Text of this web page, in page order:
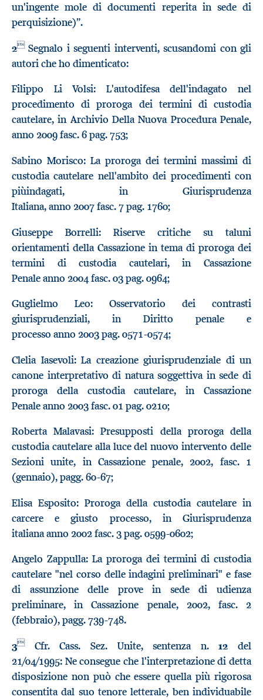
un'ingente mole di documenti reperita in sede di
perquisizione)”.
2Segnalo i seguenti interventi, scusandomi con gli
autori che ho dimenticato:
Filippo Li Volsi: L'autodifesa dell'indagato nel
procedimento di proroga dei termini di custodia
cautelare, in Archivio Della Nuova Procedura Penale,
anno 2009 fasc. 6 pag. 753;
Sabino Morisco: La proroga dei termini massimi di
custodia cautelare nell'ambito dei procedimenti con
piùindagati, in Giurisprudenza
Italiana, anno 2007 fasc. 7 pag. 1760;
Giuseppe Borrelli: Riserve critiche su taluni
orientamenti della Cassazione in tema di proroga dei
termini di custodia cautelari, in Cassazione
Penale anno 2004 fasc. 03 pag. 0964;
Guglielmo Leo: Osservatorio dei contrasti
giurisprudenziali, in Diritto penale e
processo anno 2003 pag. 0571-0574;
Clelia Iasevoli: La creazione giurisprudenziale di un
canone interpretativo di natura soggettiva in sede di
proroga della custodia cautelare, in Cassazione
Penale anno 2003 fasc. 01 pag. 0210;
Roberta Malavasi: Presupposti della proroga della
custodia cautelare alla luce del nuovo intervento delle
Sezioni unite, in Cassazione penale, 2002, fasc. 1
(gennaio), pagg. 60-67;
Elisa Esposito: Proroga della custodia cautelare in
carcere e giusto processo, in Giurisprudenza
italiana anno 2002 fasc. 3 pag. 0599-0602;
Angelo Zappulla: La proroga dei termini di custodia
cautelare "nel corso delle indagini preliminari" e fase
di assunzione delle prove in sede di udienza
preliminare, in Cassazione penale, 2002, fasc. 2
(febbraio), pagg. 739-748.
3Cfr. Cass. Sez. Unite, sentenza n.12 del
21/04/1995: Ne consegue che l'interpretazione di detta
disposizione non può che essere quella più rigorosa
consentita dal suo tenore letterale, ben individuabile